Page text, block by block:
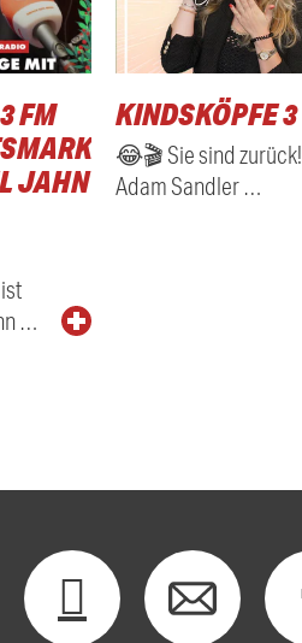
FM
JAHN
…
KINDSKÖPFE 3
😂🎬 Sie sind zurück!
Adam Sandler …